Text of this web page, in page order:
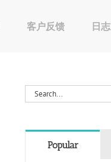
客户反馈 日志
Search
for:
Popular